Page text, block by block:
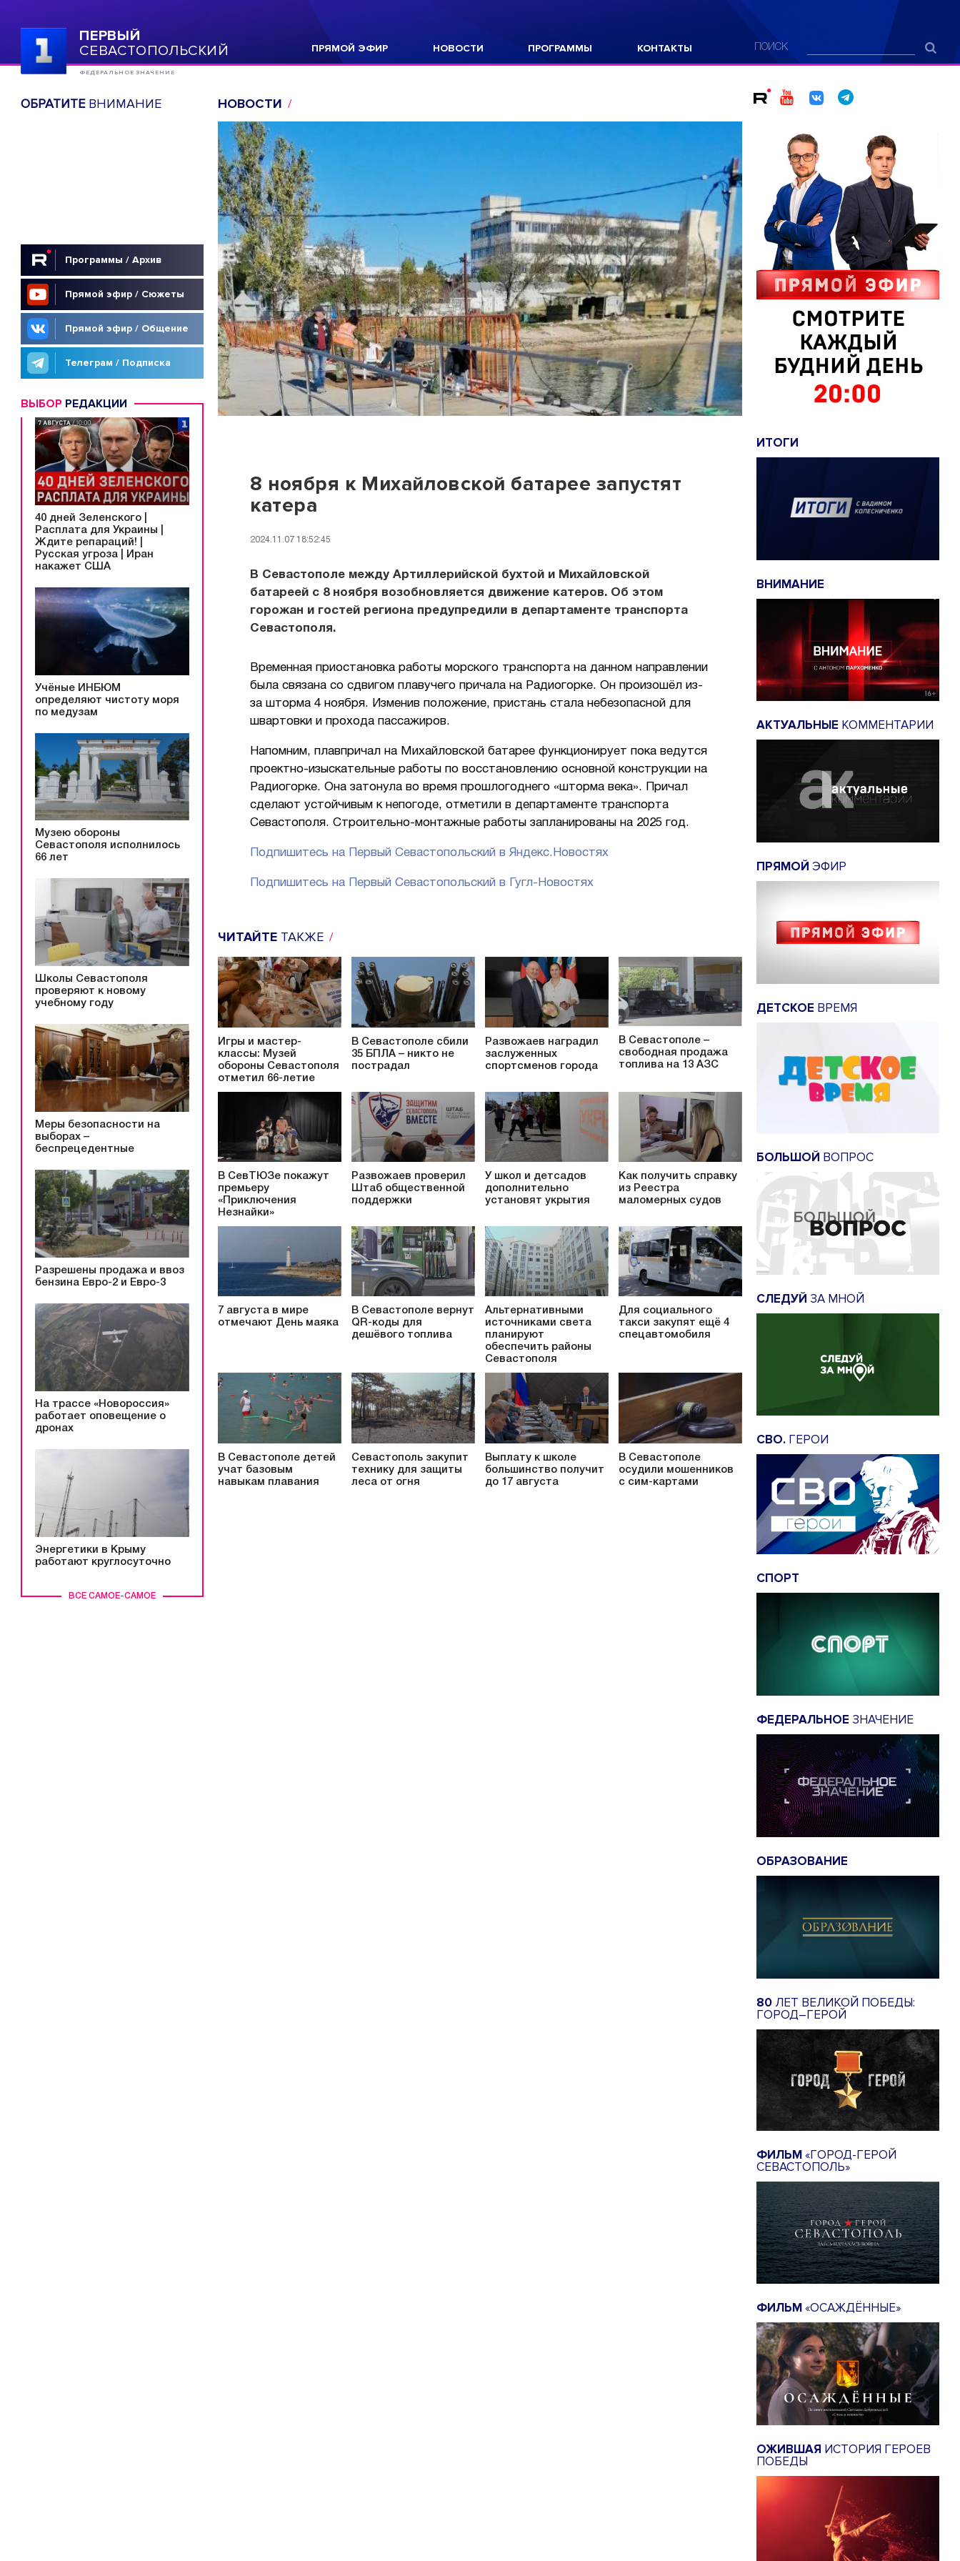
ПЕРВЫЙ
СЕВАСТОПОЛЬСКИЙ
ФЕДЕРАЛЬНОЕ ЗНАЧЕНИЕ
ПРЯМОЙ ЭФИР НОВОСТИ ПРОГРАММЫ КОНТАКТЫ ПОИСК
ОБРАТИТЕВНИМАНИЕ
Программы / Архив
Прямой эфир / Сюжеты
Прямой эфир / Общение
Телеграм / Подписка
ВЫБОР РЕДАКЦИИ
ВСЕ САМОЕ-САМОЕ
40 дней Зеленского |
Расплата для Украины |
Ждите репараций! |
Русская угроза | Иран
накажет США
Учёные ИНБЮМ
определяют чистоту моря
по медузам
Музею обороны
Севастополя исполнилось
66 лет
Школы Севастополя
проверяют к новому
учебному году
Меры безопасности на
выборах –
беспрецедентные
Разрешены продажа и ввоз
бензина Евро-2 и Евро-3
На трассе «Новороссия»
работает оповещение о
дронах
Энергетики в Крыму
работают круглосуточно
НОВОСТИ
8 ноября к Михайловской батарее запустят
катера
2024.11.07 18:52:45
В Севастополе между Артиллерийской бухтой и Михайловской
батареей с 8 ноября возобновляется движение катеров. Об этом
горожан и гостей региона предупредили в департаменте транспорта
Севастополя.
Временная приостановка работы морского транспорта на данном направлении
была связана со сдвигом плавучего причала на Радиогорке. Он произошёл из-
за шторма 4 ноября. Изменив положение, пристань стала небезопасной для
швартовки и прохода пассажиров.
Напомним, плавпричал на Михайловской батарее функционирует пока ведутся
проектно-изыскательные работы по восстановлению основной конструкции на
Радиогорке. Она затонула во время прошлогоднего «шторма века». Причал
сделают устойчивым к непогоде, отметили в департаменте транспорта
Севастополя. Строительно-монтажные работы запланированы на 2025 год.
Подпишитесь на Первый Севастопольский в Яндекс.Новостях
Подпишитесь на Первый Севастопольский в Гугл-Новостях
ЧИТАЙТЕ ТАКЖЕ
Игры и мастер-
классы: Музей
обороны Севастополя
отметил 66-летие
В Севастополе сбили
35 БПЛА – никто не
пострадал
Развожаев наградил
заслуженных
спортсменов города
В Севастополе –
свободная продажа
топлива на 13 АЗС
В СевТЮЗе покажут
премьеру
«Приключения
Незнайки»
Развожаев проверил
Штаб общественной
поддержки
У школ и детсадов
дополнительно
установят укрытия
Как получить справку
из Реестра
маломерных судов
7 августа в мире
отмечают День маяка
В Севастополе вернут
QR-коды для
дешёвого топлива
Альтернативными
источниками света
планируют
обеспечить районы
Севастополя
Для социального
такси закупят ещё 4
спецавтомобиля
В Севастополе детей
учат базовым
навыкам плавания
Севастополь закупит
технику для защиты
леса от огня
Выплату к школе
большинство получит
до 17 августа
В Севастополе
осудили мошенников
с сим-картами
ИТОГИ
ВНИМАНИЕ
АКТУАЛЬНЫЕ КОММЕНТАРИИ
ПРЯМОЙ ЭФИР
ДЕТСКОЕ ВРЕМЯ
БОЛЬШОЙ ВОПРОС
СЛЕДУЙ ЗА МНОЙ
СВО. ГЕРОИ
СПОРТ
ФЕДЕРАЛЬНОЕ ЗНАЧЕНИЕ
ОБРАЗОВАНИЕ
80 ЛЕТ ВЕЛИКОЙ ПОБЕДЫ:
ГОРОД–ГЕРОЙ
ФИЛЬМ«ГОРОД-ГЕРОЙ
СЕВАСТОПОЛЬ»
ФИЛЬМ«ОСАЖДЁННЫЕ»
ОЖИВШАЯ ИСТОРИЯ ГЕРОЕВ
ПОБЕДЫ